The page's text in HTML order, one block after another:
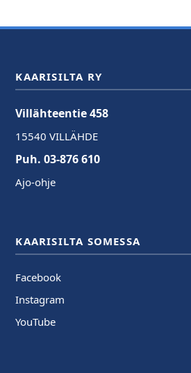
KAARISILTA RY
Villähteentie 458
15540 VILLÄHDE
Puh. 03-876 610
Ajo-ohje
KAARISILTA SOMESSA
Facebook
Instagram
YouTube